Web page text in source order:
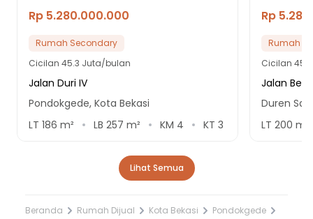
Rp 5.280.000.000
Rumah Secondary
Cicilan 45.3 Juta/bulan
Jalan Duri IV
Pondokgede, Kota Bekasi
LT 186 m² LB 257 m² KM 4 KT 3
Rp
Rumah
Cicilan
Jalan
Duren
LT 200 m²
Lihat Semua
Beranda Rumah Dijual Kota Bekasi
Pondokgede